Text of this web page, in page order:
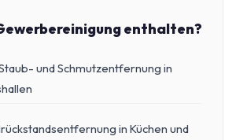
enthalten?
und Schmutzentfernung in
in Küchen und